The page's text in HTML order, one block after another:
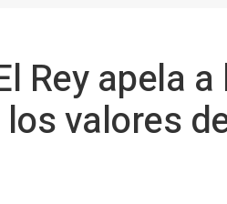
Rey apela
valores